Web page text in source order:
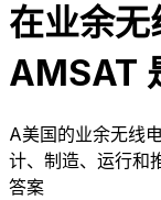
在业余
AMSAT
A美国的业余无线
计、制造、运行和
答案